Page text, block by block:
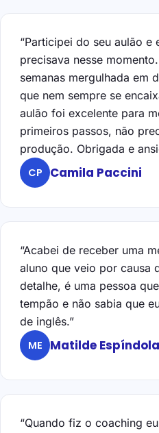
“Participei do seu aulão e
precisava nesse
semanas mergulhada em
que nem sempre se
aulão foi excelente para
primeiros passos, não
produção. Obrigada e
CP
Camila Paccini
“Acabei de receber uma
aluno que veio por causa
detalhe, é uma pessoa
tempão e não sabia que
de inglês.”
ME
Matilde Espíndola
“Quando fiz o coaching